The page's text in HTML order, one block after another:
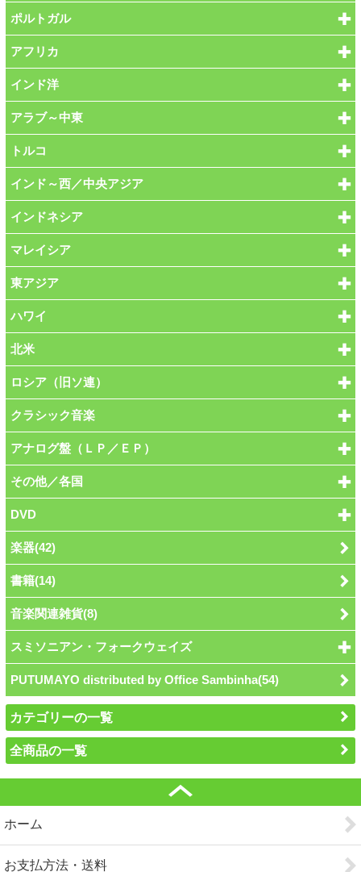
ポルトガル
アフリカ
インド洋
アラブ～中東
トルコ
インド～西／中央アジア
インドネシア
マレイシア
東アジア
ハワイ
北米
ロシア（旧ソ連）
クラシック音楽
アナログ盤（ＬＰ／ＥＰ）
その他／各国
DVD
楽器(42)
書籍(14)
音楽関連雑貨(8)
スミソニアン・フォークウェイズ
PUTUMAYO distributed by Office Sambinha(54)
カテゴリーの一覧
全商品の一覧
ホーム
お支払方法・送料